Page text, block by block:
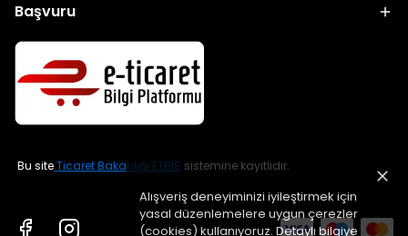
Alışveriş deneyiminizi iyileştirmek için
yasal düzenlemelere uygun çerezler
(cookies) kullanıyoruz. Detaylı bilgiye
Başvuru
Bu siteTicaret Bakanlığı ETBİS sistemine kayıtlıdır.